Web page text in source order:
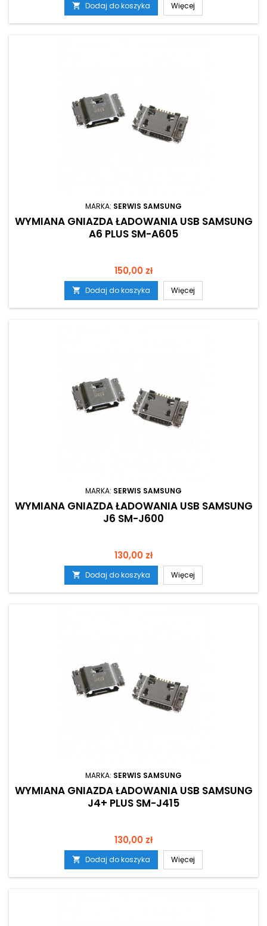
 Dodaj do koszyka Więcej
MARKA: SERWIS SAMSUNG
WYMIANA GNIAZDA ŁADOWANIA USB SAMSUNG
A6 PLUS SM-A605
Cena
150,00 zł
 Dodaj do koszyka Więcej
MARKA: SERWIS SAMSUNG
WYMIANA GNIAZDA ŁADOWANIA USB SAMSUNG
J6 SM-J600
Cena
130,00 zł
 Dodaj do koszyka Więcej
MARKA: SERWIS SAMSUNG
WYMIANA GNIAZDA ŁADOWANIA USB SAMSUNG
J4+ PLUS SM-J415
Cena
130,00 zł
 Dodaj do koszyka Więcej